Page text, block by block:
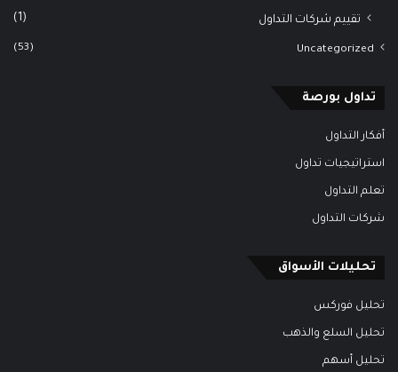
تقييم شركات التداول (1)
Uncategorized
(53)
تداول بورصة
أفكار التداول
استراتيجيات تداول
تعلم التداول
شركات التداول
تحليلات الأسواق
تحليل فوركس
تحليل السلع والذهب
تحليل أسهم